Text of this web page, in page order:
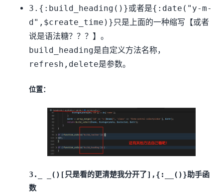
3.{:build_heading()}或者是{:date("y-m-
d",$create_time)}只是上面的一种缩写【或者
说是语法糖？？？】。
build_heading是自定义方法名称，
refresh,delete是参数。
位置：
3._ _()[只是看的更清楚我分开了],{:__()}助手函
数